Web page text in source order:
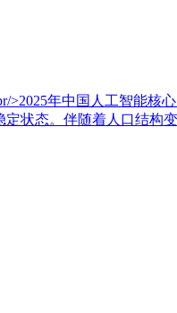
年中国人工智能
状态。伴随着人口结